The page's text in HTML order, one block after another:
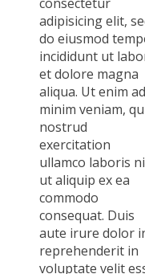
adipisicing elit,
do eiusmod
incididunt ut
et dolore magna
aliqua. Ut enim ad
minim veniam,
nostrud
exercitation
ullamco laboris
ut aliquip ex ea
commodo
consequat. Duis
aute irure dolor
reprehenderit in
voluptate velit